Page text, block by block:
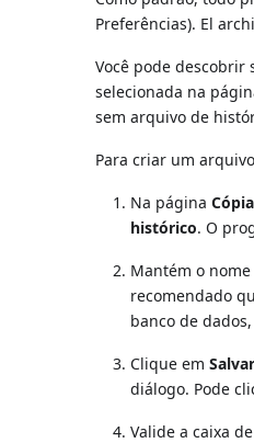
Preferências). El
Você pode
selecionada na
sem arquivo de
Para criar um
Na página
histórico. O
Mantém o
recomendado
banco de
Clique emSalvar
diálogo. Pode
Valide a caixa